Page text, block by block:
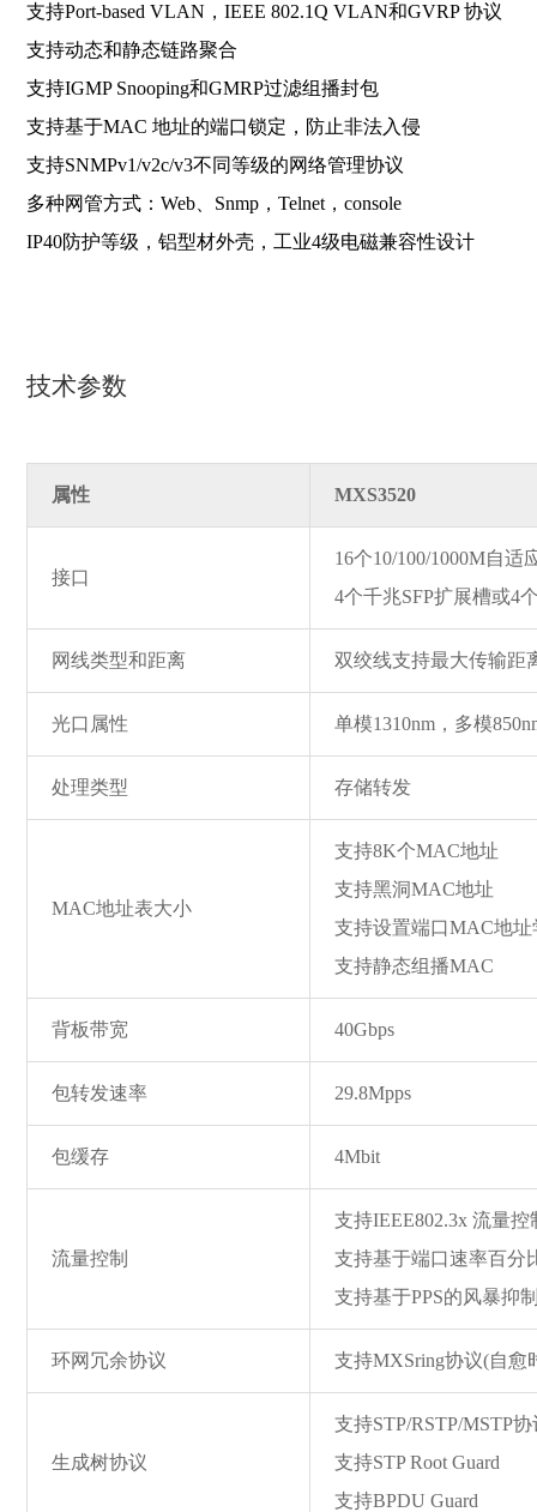
支持Port-based VLAN，IEEE 802.1Q VLAN和GVRP 协议
支持动态和静态链路聚合
支持IGMP Snooping和GMRP过滤组播封包
支持基于MAC 地址的端口锁定，防止非法入侵
支持SNMPv1/v2c/v3不同等级的网络管理协议
多种网管方式：Web、Snmp，Telnet，console
IP40防护等级，铝型材外壳，工业4级电磁兼容性设计
技术参数
属性 MXS3520
接口
16个10/100/1000M自
4个千兆SFP扩展槽或4
网线类型和距离 双绞线支持最大传输距
光口属性 单模1310nm，多模
处理类型 存储转发
MAC地址表大小
支持8K个MAC地址
支持黑洞MAC地址
支持设置端口MAC地
支持静态组播MAC
背板带宽 40Gbps
包转发速率 29.8Mpps
包缓存 4Mbit
流量控制
支持IEEE802.3x 流量
支持基于端口速率百分
支持基于PPS的风暴抑
环网冗余协议 支持MXSring协议(自愈
生成树协议
支持STP/RSTP/MSTP
支持STP Root Guard
支持BPDU Guard